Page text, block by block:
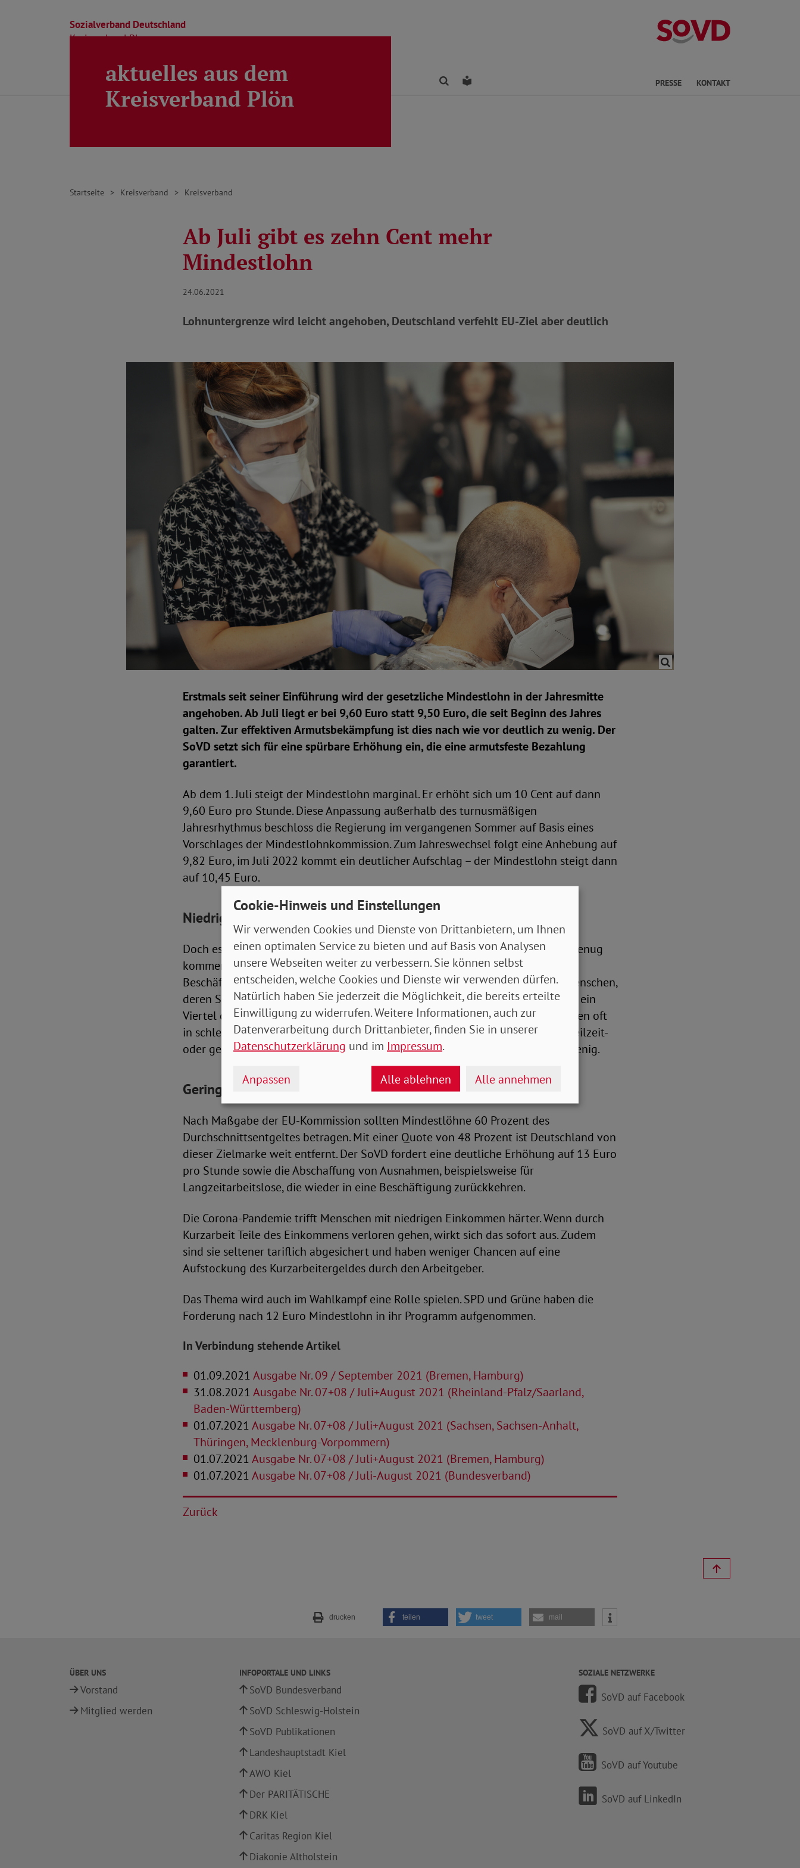
Sozialverband Deutschland
Kreisverband Ploen
Kreisverband
Direkt zu den Inhalten springen
Beratung Ortsverbände Kreisverband FindenLeichte Sprache PRESSE KONTAKT
aktuelles aus dem
Kreisverband Plön
Startseite Kreisverband Kreisverband
Ab Juli gibt es zehn Cent mehr
Mindestlohn
24.06.2021
Lohnuntergrenze wird leicht angehoben, Deutschland verfehlt EU-Ziel aber deutlich
Erstmals seit seiner Einführung wird der gesetzliche Mindestlohn in der Jahresmitte
angehoben. Ab Juli liegt er bei 9,60 Euro statt 9,50 Euro, die seit Beginn des Jahres
galten. Zur effektiven Armutsbekämpfung ist dies nach wie vor deutlich zu wenig. Der
SoVD setzt sich für eine spürbare Erhöhung ein, die eine armutsfeste Bezahlung
garantiert.
Ab dem 1. Juli steigt der Mindestlohn marginal. Er erhöht sich um 10 Cent auf dann
9,60 Euro pro Stunde. Diese Anpassung außerhalb des turnusmäßigen
Jahresrhythmus beschloss die Regierung im vergangenen Sommer auf Basis eines
Vorschlages der Mindestlohnkommission. Zum Jahreswechsel folgt eine Anhebung auf
9,82 Euro, im Juli 2022 kommt ein deutlicher Aufschlag – der Mindestlohn steigt dann
auf 10,45 Euro.
Niedriglöhne in Deutschland weit verbreitet
Doch es mehren sich Zweifel, dass diese Erhöhungen ausreichen und schnell genug
kommen. Wie eine Anfrage der Linkspartei ergab, arbeitet etwa ein Fünftel der
Beschäftigten zu Niedriglöhnen. Laut Statistischem Bundesamt betrifft dies Menschen,
deren Stundenlohn weniger als 11,05 Euro beträgt. Insgesamt erhält mehr als ein
Viertel der Frauen lediglich Niedriglöhne. Hauptursachen dafür sind, dass Frauen oft
in schlecht be­zahl­ten Berufen und Branchen arbeiten und sehr viel häu­fi­ger Teilzeit-
oder geringfügig Beschäftigte sind. Auch junge Menschen verdienen oft nur wenig.
Geringverdiener*innen in Krise besonders belastet
Nach Maßgabe der EU-Kommission sollten Mindestlöhne 60 Prozent des
Durchschnittsentgeltes betragen. Mit einer Quote von 48 Prozent ist Deutschland von
dieser Zielmarke weit entfernt. Der SoVD fordert eine deutliche Erhöhung auf 13 Euro
pro Stunde sowie die Abschaffung von Ausnahmen, beispielsweise für
Langzeitarbeitslose, die wieder in eine Beschäftigung zurückkehren.
Die Corona-Pandemie trifft Menschen mit niedrigen Einkommen härter. Wenn durch
Kurzarbeit Teile des Einkommens verloren gehen, wirkt sich das sofort aus. Zudem
sind sie seltener tariflich abgesichert und haben weniger Chancen auf eine
Aufstockung des Kurzarbeitergeldes durch den Arbeitgeber.
Das Thema wird auch im Wahlkampf eine Rolle spielen. SPD und Grüne haben die
Forderung nach 12 Euro Mindestlohn in ihr Programm aufgenommen.
In Verbindung stehende Artikel
01.09.2021Ausgabe Nr. 09 / September 2021 (Bremen, Hamburg)
31.08.2021Ausgabe Nr. 07+08 / Juli+August 2021 (Rheinland-Pfalz/Saarland,
Baden-Württemberg)
01.07.2021Ausgabe Nr. 07+08 / Juli+August 2021 (Sachsen, Sachsen-Anhalt,
Thüringen, Mecklenburg-Vorpommern)
01.07.2021Ausgabe Nr. 07+08 / Juli+August 2021 (Bremen, Hamburg)
01.07.2021Ausgabe Nr. 07+08 / Juli-August 2021 (Bundesverband)
Zurück
drucken teilen tweet mail
ÜBER UNS
Vorstand
Mitglied werden
INFOPORTALE UND LINKS
SoVD Bundesverband
SoVD Schleswig-Holstein
SoVD Publikationen
Landeshauptstadt Kiel
AWO Kiel
Der PARITÄTISCHE
DRK Kiel
Caritas Region Kiel
Diakonie Altholstein
SOZIALE NETZWERKE
SoVD auf Facebook
SoVD auf X/Twitter
SoVD auf Youtube
SoVD auf LinkedIn
Cookie-Hinweis und Einstellungen
Wir verwenden Cookies und Dienste von Drittanbietern, um Ihnen
einen optimalen Service zu bieten und auf Basis von Analysen
unsere Webseiten weiter zu verbessern. Sie können selbst
entscheiden, welche Cookies und Dienste wir verwenden dürfen.
Natürlich haben Sie jederzeit die Möglichkeit, die bereits erteilte
Einwilligung zu widerrufen. Weitere Informationen, auch zur
Datenverarbeitung durch Drittanbieter, finden Sie in unserer
Datenschutzerklärung und im Impressum.
Anpassen Alle ablehnen Alle annehmen